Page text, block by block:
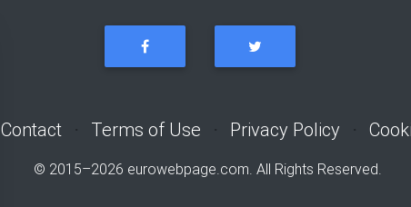
Contact Terms of Use Privacy Policy
© 2015–2026 eurowebpage.com. All Rights Reserved.